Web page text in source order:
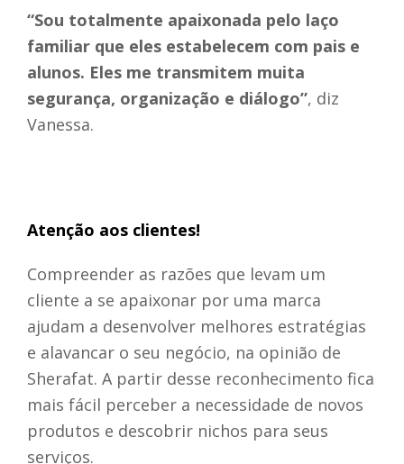
“Sou totalmente apaixonada pelo laço
familiar que eles estabelecem com pais e
alunos. Eles me transmitem muita
segurança, organização e diálogo”, diz
Vanessa.
Atenção aos clientes!
Compreender as razões que levam um
cliente a se apaixonar por uma marca
ajudam a desenvolver melhores estratégias
e alavancar o seu negócio, na opinião de
Sherafat. A partir desse reconhecimento fica
mais fácil perceber a necessidade de novos
produtos e descobrir nichos para seus
serviços.